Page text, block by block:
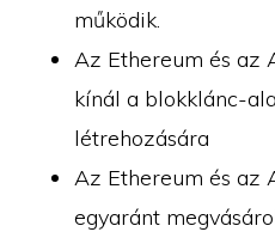
működik.
Az Ethereum és az
kínál a blokklánc-
létrehozására
Az Ethereum és az
egyaránt